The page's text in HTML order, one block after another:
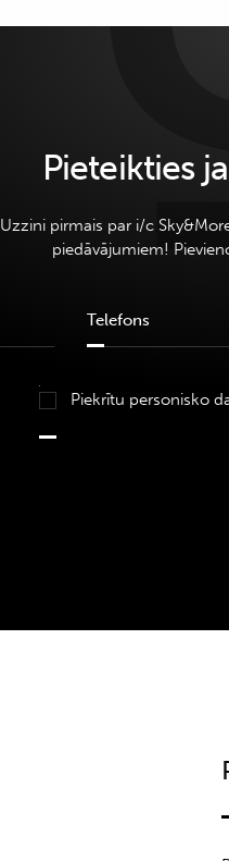
Pieteikties
Uzzini pirmais par i/c
piedāvājumiem!
Piekrītu personisko